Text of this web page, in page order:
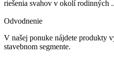
riešenia svahov v okolí rodinných
Odvodnenie
V našej ponuke nájdete produkty
stavebnom segmente.